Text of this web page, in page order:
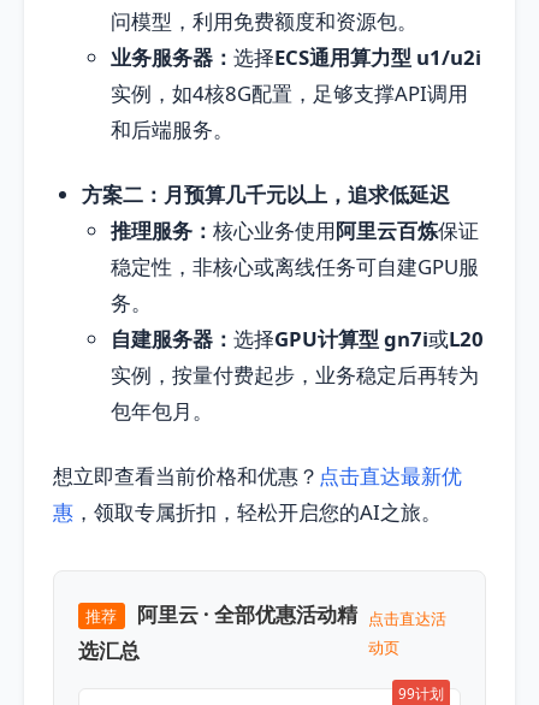
问模型，利用免费额度和资源包。
业务服务器： 选择ECS通用算力型 u1/u2i
实例，如4核8G配置，足够支撑API调用
和后端服务。
方案二：月预算几千元以上，追求低延迟
推理服务： 核心业务使用阿里云百炼保证
稳定性，非核心或离线任务可自建GPU服
务。
自建服务器： 选择GPU计算型 gn7i或L20
实例，按量付费起步，业务稳定后再转为
包年包月。
想立即查看当前价格和优惠？ 点击直达最新优
惠 ，领取专属折扣，轻松开启您的AI之旅。
推荐
阿里云 · 全部优惠活动精
选汇总
点击直达活
动页
99计划